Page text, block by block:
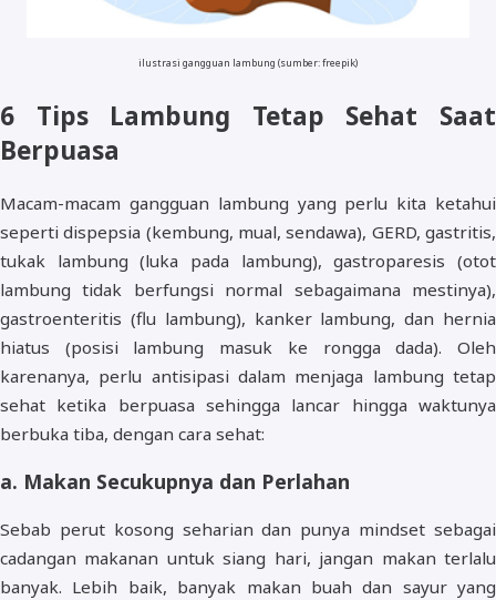
ilustrasi gangguan lambung (sumber: freepik)
6 Tips Lambung Tetap Sehat Saat
Berpuasa
Macam-macam gangguan lambung yang perlu kita ketahui
seperti dispepsia (kembung, mual, sendawa), GERD, gastritis,
tukak lambung (luka pada lambung), gastroparesis (otot
lambung tidak berfungsi normal sebagaimana mestinya),
gastroenteritis (flu lambung), kanker lambung, dan hernia
hiatus (posisi lambung masuk ke rongga dada). Oleh
karenanya, perlu antisipasi dalam menjaga lambung tetap
sehat ketika berpuasa sehingga lancar hingga waktunya
berbuka tiba, dengan cara sehat:
a. Makan Secukupnya dan Perlahan
Sebab perut kosong seharian dan punya mindset sebagai
cadangan makanan untuk siang hari, jangan makan terlalu
banyak. Lebih baik, banyak makan buah dan sayur yang